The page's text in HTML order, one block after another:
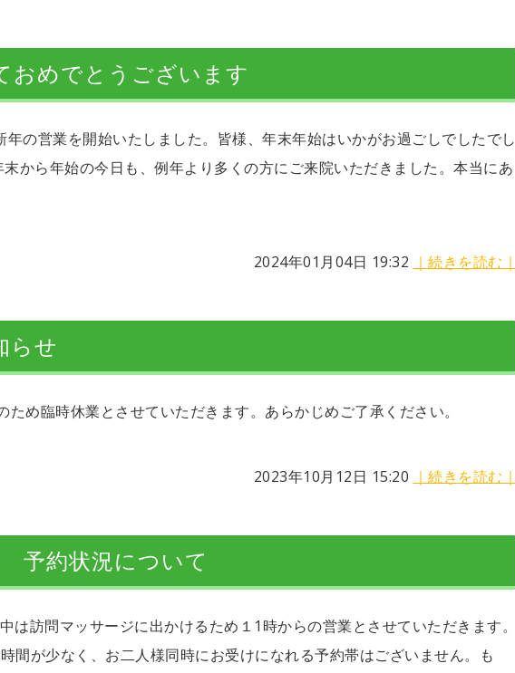
おめでとうございます
の営業を開始いたしました。皆様、年末年始はいかがお過ごしでしたでし
から年始の今日も、例年より多くの方にご来院いただきました。本当にあ
2024年01月04日 19:32 ｜続きを読む｜
らせ
ため臨時休業とさせていただきます。あらかじめご了承ください。
2023年10月12日 15:20 ｜続きを読む｜
予約状況について
は訪問マッサージに出かけるため１1時からの営業とさせていただきます。
間が少なく、お二人様同時にお受けになれる予約帯はございません。も